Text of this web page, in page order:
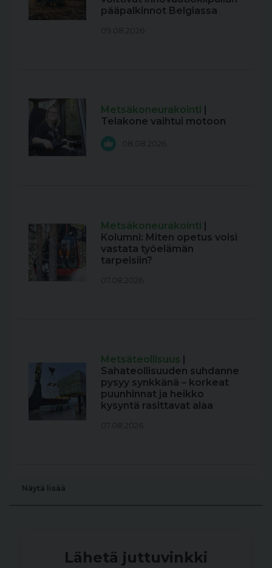
pääpalkinnot Belgiassa
09.08.2026
Metsäkoneurakointi |
Telakone vaihtui motoon
08.08.2026
Metsäkoneurakointi |
Kolumni: Miten opetus voisi
vastata työelämän
tarpeisiin?
07.08.2026
Metsäteollisuus |
Sahateollisuuden suhdanne
pysyy synkkänä – korkeat
puunhinnat ja heikko
kysyntä rasittavat alaa
07.08.2026
Näytä lisää
Lähetä juttuvinkki